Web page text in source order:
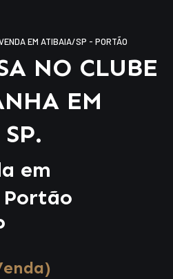
EM ATIBAIA/SP - PORTÃO
NO CLUBE
EM
em